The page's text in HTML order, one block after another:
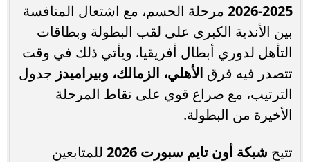
2025-2026
مرحلة الحسم، مع اشتعال المنافسة
بين الأندية الكبرى على لقب البطولة وبطاقات
التأهل لدوري أبطال أفريقيا. ويأتي ذلك في وقت
تتصدر فيه فرق الأهلي، الزمالك، وبيراميدز جدول
الترتيب، مع صراع قوي على نقاط المرحلة
الأخيرة من البطولة.
تتيح شبكة أون تايم سبورت 2026
للمتابعين